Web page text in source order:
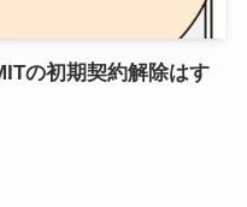
の初期契約解除はす